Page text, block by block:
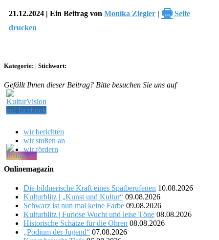
21.12.2024 | Ein Beitrag von Monika Ziegler | 🖶 Seite
drucken
Kategorie: | Stichwort:
Gefällt Ihnen dieser Beitrag? Bitte besuchen Sie uns auf
wir berichten
wir stoßen an
wir fördern
Onlinemagazin
Die bildnerische Kraft eines Spätberufenen 10.08.2026
Kulturblitz | „Kunst und Kultur“ 09.08.2026
Schwarz ist nun mal keine Farbe 09.08.2026
Kulturblitz | Furiose Wucht und leise Töne 08.08.2026
Historische Schätze für die Ohren 08.08.2026
„Podium der Jugend“ 07.08.2026